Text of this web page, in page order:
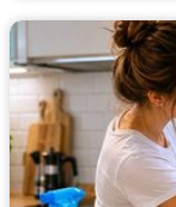
Как
избавиться
от
запаха
в
холодильнике
перед